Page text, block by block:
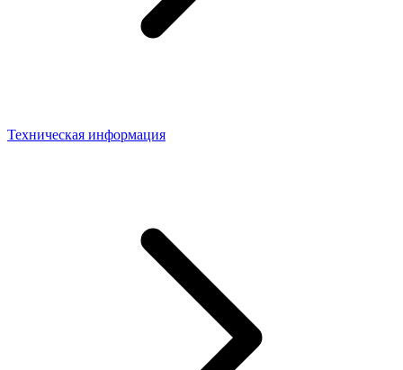
Техническая информация